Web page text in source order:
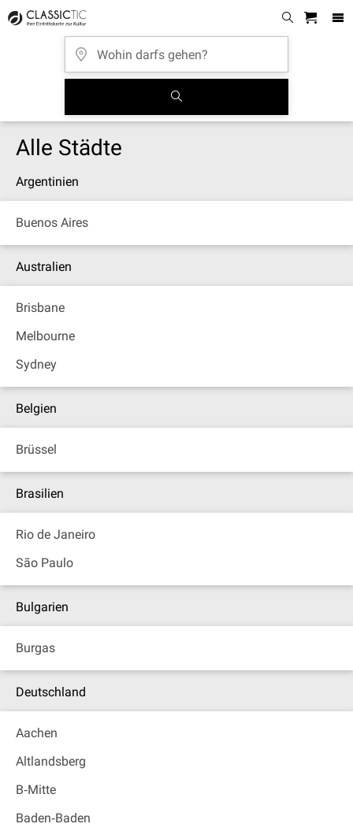
Alle Städte
Argentinien
Buenos Aires
Australien
Brisbane
Melbourne
Sydney
Belgien
Brüssel
Brasilien
Rio de Janeiro
São Paulo
Bulgarien
Burgas
Deutschland
Aachen
Altlandsberg
B‐Mitte
Baden‐Baden